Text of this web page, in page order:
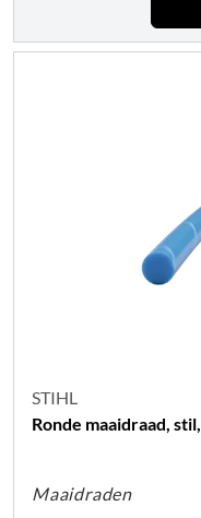
STIHL
Ronde maaidraad,
Maaidraden